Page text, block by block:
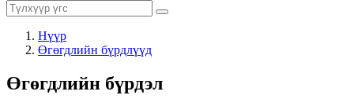
Нүүр
Өгөгдлийн бүрдлүүд
Өгөгдлийн бүрдэл